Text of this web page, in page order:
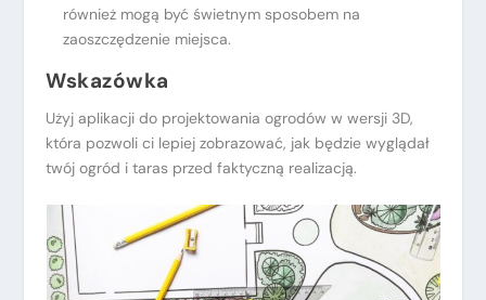
również mogą być świetnym sposobem na
zaoszczędzenie miejsca.
Wskazówka
Użyj aplikacji do projektowania ogrodów w wersji 3D,
która pozwoli ci lepiej zobrazować, jak będzie wyglądał
twój ogród i taras przed faktyczną realizacją.